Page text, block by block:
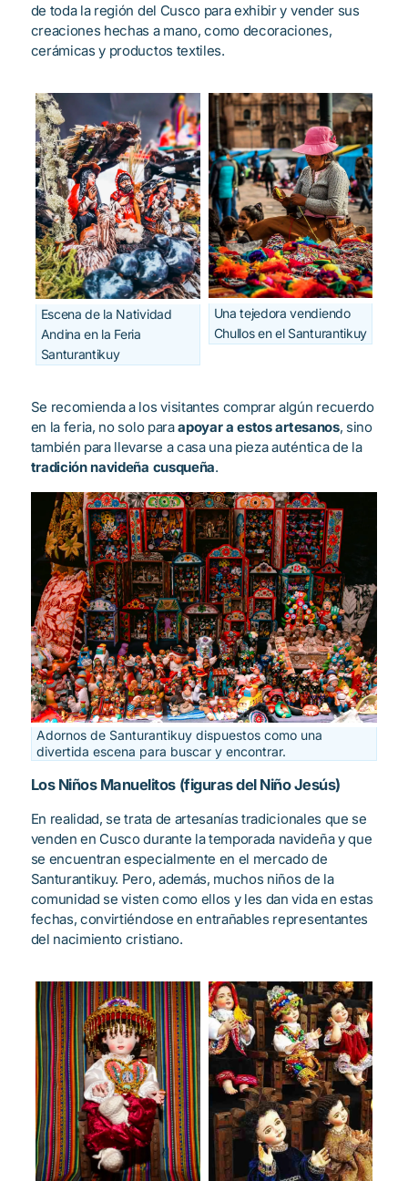
de toda la región del Cusco para exhibir y vender sus
creaciones hechas a mano, como decoraciones,
cerámicas y productos textiles.
Escena de la Natividad
Andina en la Feria
Santurantikuy
Una tejedora vendiendo
Chullos en el Santurantikuy
Se recomienda a los visitantes comprar algún recuerdo
en la feria, no solo paraapoyar a estos artesanos, sino
también para llevarse a casa una pieza auténtica de la
tradición navideña cusqueña.
Adornos de Santurantikuy dispuestos como una
divertida escena para buscar y encontrar.
Los Niños Manuelitos (figuras del Niño Jesús)
En realidad, se trata de artesanías tradicionales que se
venden en Cusco durante la temporada navideña y que
se encuentran especialmente en el mercado de
Santurantikuy. Pero, además, muchos niños de la
comunidad se visten como ellos y les dan vida en estas
fechas, convirtiéndose en entrañables representantes
del nacimiento cristiano.